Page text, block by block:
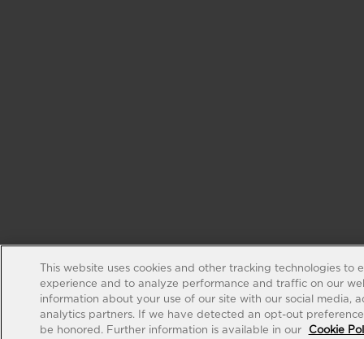
This website uses cookies and other tracking technologies to
experience and to analyze performance and traffic on our
information about your use of our site with our social media,
analytics partners. If we have detected an opt-out
be honored. Further information is available in our
Cookie